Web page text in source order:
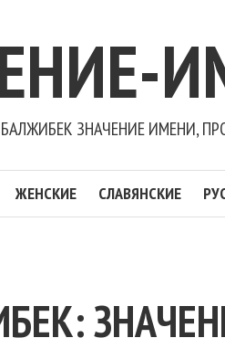
БАЛЖИБЕК ЗНАЧЕНИЕ ИМЕНИ,
ЖЕНСКИЕ СЛАВЯНСКИЕ